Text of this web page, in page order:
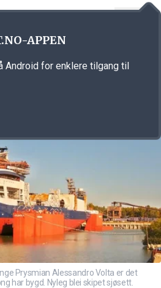
Prysmian Alessandro Volta er det
har bygd. Nyleg blei skipet sjøsett.
APPEN
Android for enklere tilgang til